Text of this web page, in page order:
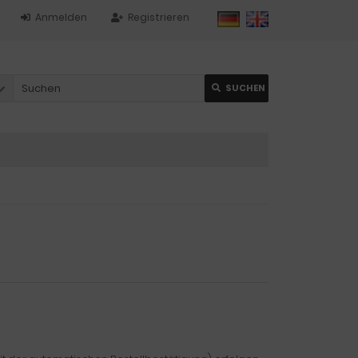
Registrieren
Anmelden
SUCHEN